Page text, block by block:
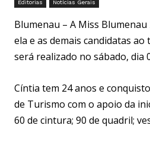
Editorias Notícias Gerais
Blumenau – A Miss
ela e as demais candidatas
será realizado no sábado, dia
Cíntia tem 24 anos e
de Turismo com o apoio da
60 de cintura; 90 de quadril;